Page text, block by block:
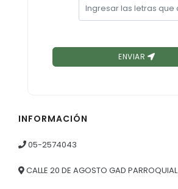
Ejecución Presupuestaria
ENVIAR
INFORMACIÓN
05-2574043
CALLE 20 DE AGOSTO GAD PARROQUIAL